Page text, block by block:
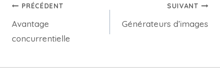
PRÉCÉDENT
Avantage
concurrentielle
SUIVANT
Générateurs d’images